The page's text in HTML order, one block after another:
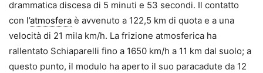
drammatica discesa di 5 minuti e 53 secondi. Il contatto
con l’atmosfera è avvenuto a 122,5 km di quota e a una
velocità di 21 mila km/h. La frizione atmosferica ha
rallentato Schiaparelli fino a 1650 km/h a 11 km dal suolo; a
questo punto, il modulo ha aperto il suo paracadute da 12